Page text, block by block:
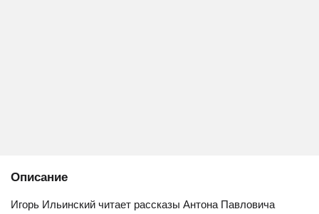
Описание
Игорь Ильинский читает рассказы Антона Павловича